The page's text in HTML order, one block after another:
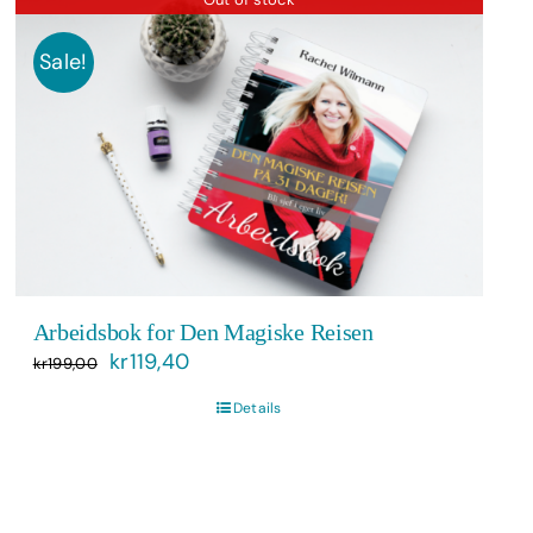
Sale!
Arbeidsbok for Den Magiske Reisen
kr199,00
Opprinnelig
kr119,40Nåværende
pris Details